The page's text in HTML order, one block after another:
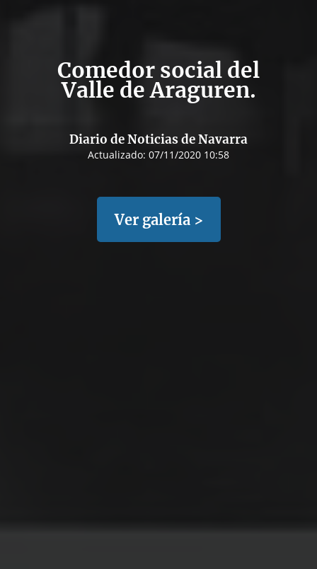
Comedor social del
Valle de Araguren.
Diario de Noticias de Navarra
Actualizado: 07/11/2020 10:58
Ver galería >